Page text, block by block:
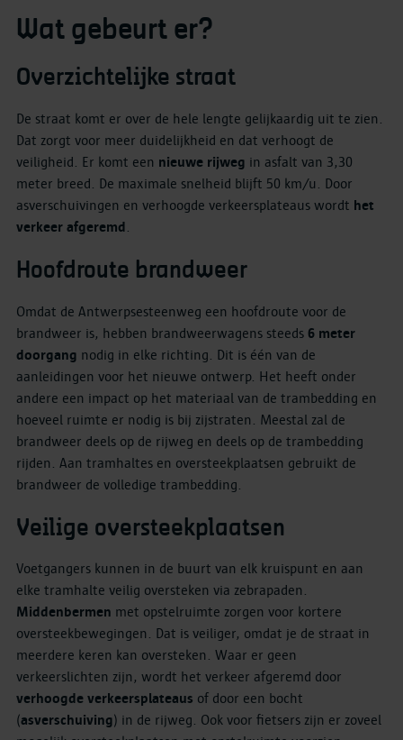
Wat gebeurt er?
Overzichtelijke straat
De straat komt er over de hele lengte gelijkaardig uit te zien.
Dat zorgt voor meer duidelijkheid en dat verhoogt de
veiligheid. Er komt een nieuwe rijweg in asfalt van 3,30
meter breed. De maximale snelheid blijft 50 km/u. Door
asverschuivingen en verhoogde verkeersplateaus wordt het
verkeer afgeremd.
Hoofdroute brandweer
Omdat de Antwerpsesteenweg een hoofdroute voor de
brandweer is, hebben brandweerwagens steeds 6 meter
doorgang nodig in elke richting. Dit is één van de
aanleidingen voor het nieuwe ontwerp. Het heeft onder
andere een impact op het materiaal van de trambedding en
hoeveel ruimte er nodig is bij zijstraten. Meestal zal de
brandweer deels op de rijweg en deels op de trambedding
rijden. Aan tramhaltes en oversteekplaatsen gebruikt de
brandweer de volledige trambedding.
Veilige oversteekplaatsen
Voetgangers kunnen in de buurt van elk kruispunt en aan
elke tramhalte veilig oversteken via zebrapaden.
Middenbermen met opstelruimte zorgen voor kortere
oversteekbewegingen. Dat is veiliger, omdat je de straat in
meerdere keren kan oversteken. Waar er geen
verkeerslichten zijn, wordt het verkeer afgeremd door
verhoogde verkeersplateaus of door een bocht
(asverschuiving) in de rijweg. Ook voor fietsers zijn er zoveel